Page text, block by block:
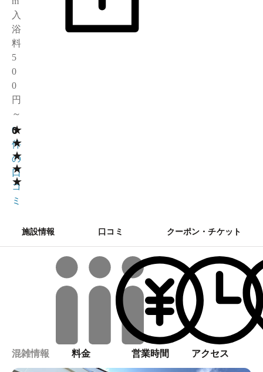
入
浴
料
5
0
0
円
～
★
★
★
★
★
0
0
件
の
口
コ
ミ
施設情報 口コミ クーポン・チケット
混雑情報 料金 営業時間 アクセス